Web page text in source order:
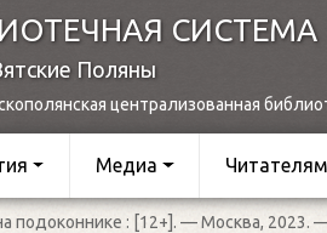
СИСТЕМА
Поляны
централизованная
Медиа Читателям
подоконнике : [12+]. — Москва, 2023.